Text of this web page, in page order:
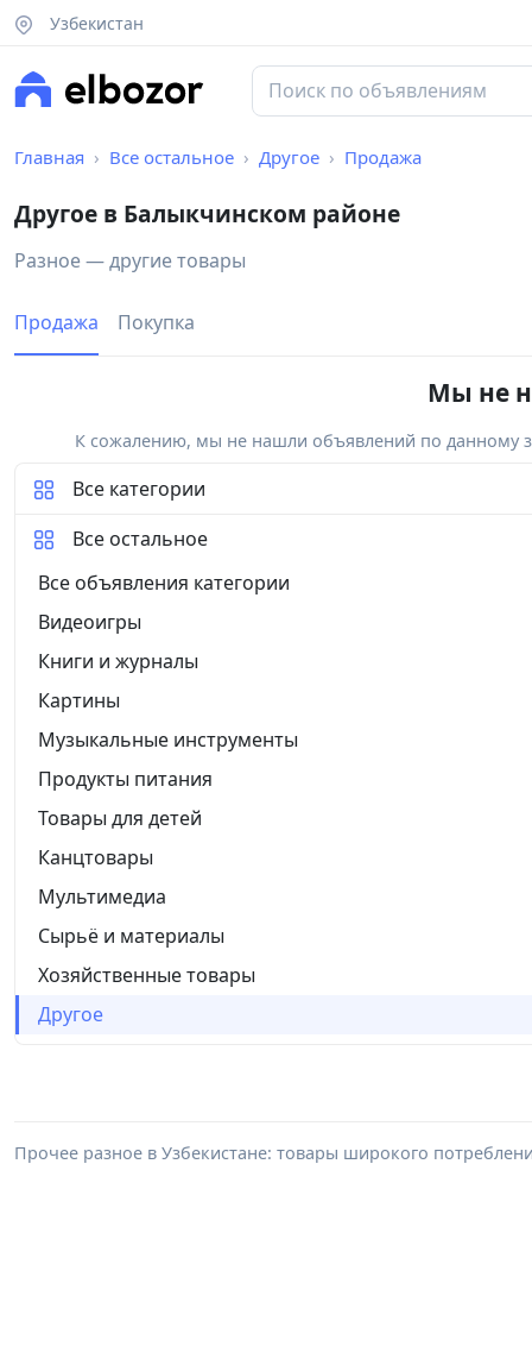
Узбекистан
Главная Все остальное Другое Продажа
Другое в Балыкчинском районе
Разное — другие товары
Продажа Покупка
Мы не
К сожалению, мы не нашли объявлений по данному
Все категории
Все остальное
Все объявления категории
Видеоигры
Книги и журналы
Картины
Музыкальные инструменты
Продукты питания
Товары для детей
Канцтовары
Мультимедиа
Сырьё и материалы
Хозяйственные товары
Другое
Прочее разное в Узбекистане: товары широкого